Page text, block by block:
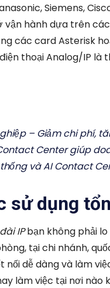
Siemens,
vận hành dựa trên
các card Asterisk
điện thoại Analog/IP
– Giảm chi phí,
Center giúp
và AI Contact
sử dụng
IPbạn không phải
tại chi nhánh,
nối dễ dàng và làm
làm việc tại nơi nào